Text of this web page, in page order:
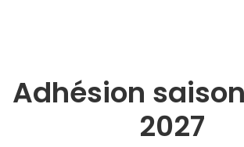
Adhésion
2027